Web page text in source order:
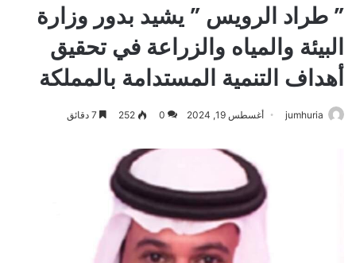
” طراد الرويس ” يشيد بدور وزارة
البيئة والمياه والزراعة في تحقيق
أهداف التنمية المستدامة بالمملكة
jumhuria أغسطس 19, 2024 0
252